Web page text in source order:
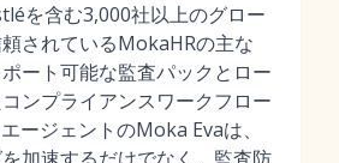
を含む3,000社以上のグロー
されているMokaHRの主な
ート可能な監査パックとロー
ンプライアンスワークフロー
ージェントのMoka Evaは、